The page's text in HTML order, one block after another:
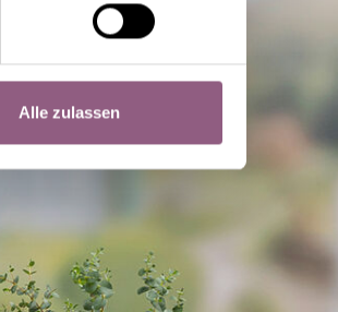
Alle zulassen